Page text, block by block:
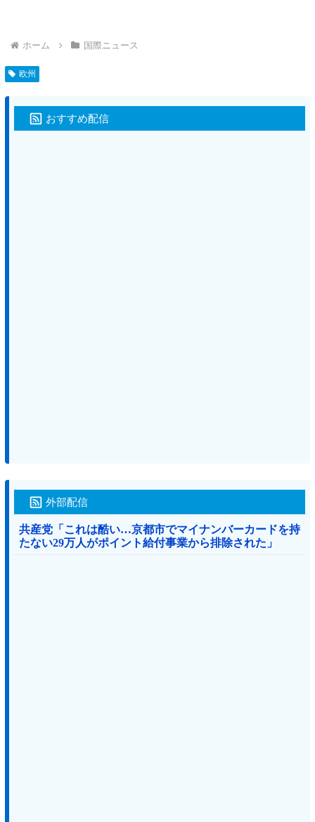
ホーム 国際ニュース
欧州
おすすめ配信
外部配信
共産党「これは酷い…京都市でマイナンバーカードを持
たない29万人がポイント給付事業から排除された」